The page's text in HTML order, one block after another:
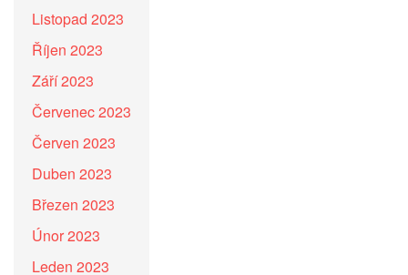
Listopad 2023
Říjen 2023
Září 2023
Červenec 2023
Červen 2023
Duben 2023
Březen 2023
Únor 2023
Leden 2023